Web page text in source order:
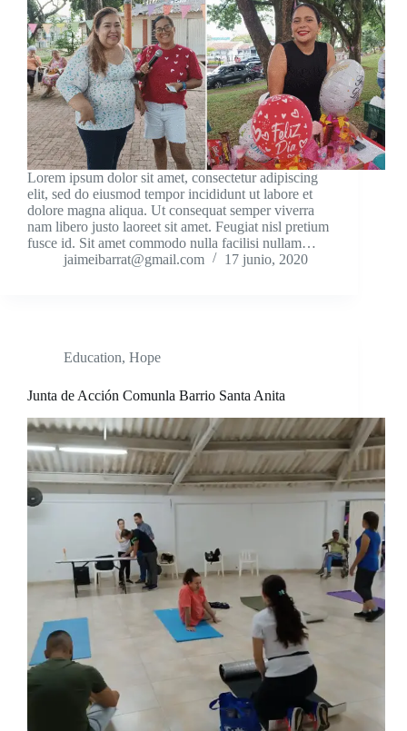
Lorem ipsum dolor sit amet, consectetur adipiscing
elit, sed do eiusmod tempor incididunt ut labore et
dolore magna aliqua. Ut consequat semper viverra
nam libero justo laoreet sit amet. Feugiat nisl pretium
fusce id. Sit amet commodo nulla facilisi nullam…
jaimeibarrat@gmail.com
17 junio, 2020
Education, Hope
Junta de Acción Comunla Barrio Santa Anita